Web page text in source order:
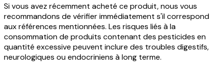
Si vous avez récemment acheté ce produit, nous vous
recommandons de vérifier immédiatement s'il correspond
aux références mentionnées. Les risques liés à la
consommation de produits contenant des pesticides en
quantité excessive peuvent inclure des troubles digestifs,
neurologiques ou endocriniens à long terme.